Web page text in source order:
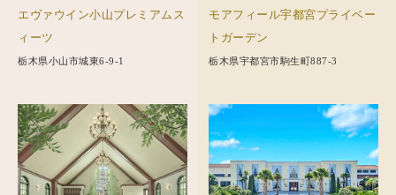
エヴァウイン小山プレミアムス
ィーツ
栃木県小山市城東6-9-1
モアフィール宇都宮プライベー
トガーデン
栃木県宇都宮市駒生町887-3